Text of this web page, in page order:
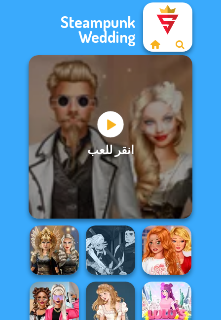
Steampunk
Wedding
انقر للعب
Norse
Goddesses
Manga Creator
Vampire Hunter
P...
Bestie To The
Rescue Breakup
P...